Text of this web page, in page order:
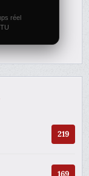
réel
219
169